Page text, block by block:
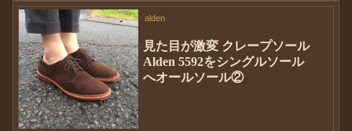
alden
見た目が激変 クレープソール
Alden 5592をシングルソール
へオールソール②